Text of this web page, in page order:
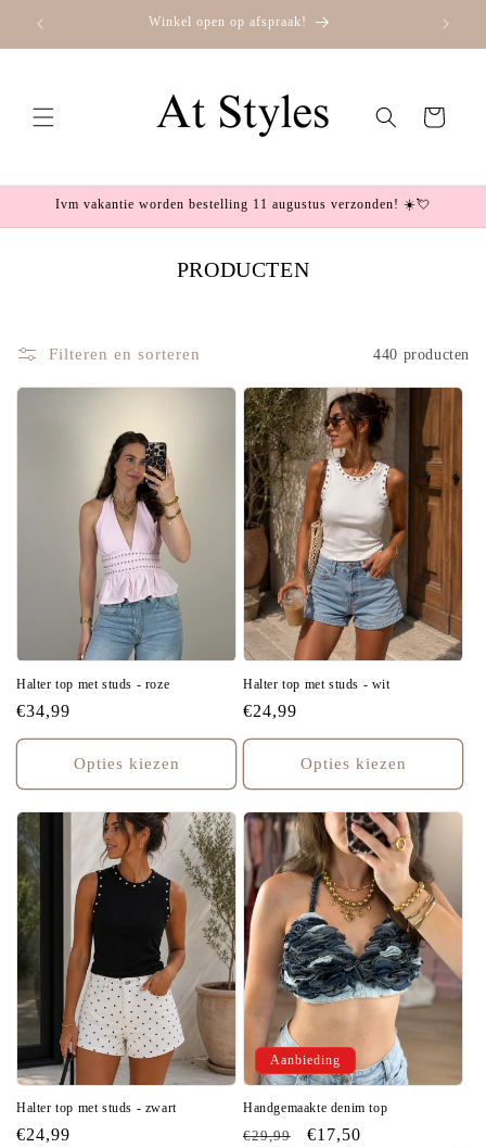
naar de
Winkel open op afspraak!
Winkelwagen
Ivm vakantie worden bestelling 11 augustus verzonden! ☀️💘
C
E
C
T
I
E
:
PRODUCTEN
Filteren en sorteren 440 producten
Halter top met studs - roze
Normale
prijs
€34,99
Opties kiezen
Halter top met studs - wit
Normale
prijs
€24,99
Opties kiezen
Halter top met studs - zwart
Normale
€24,99
Aanbieding
Handgemaakte denim top
Normale
€29,99 Aanbiedingsprijs
€17,50